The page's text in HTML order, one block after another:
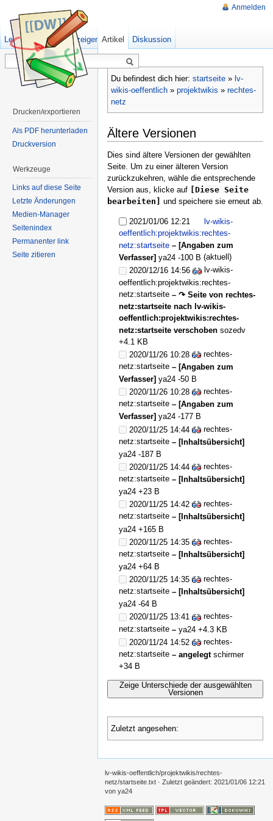
Du befindest dich hier: startseite » lv-
wikis-oeffentlich » projektwikis » rechtes-
netz
Ältere Versionen
Dies sind ältere Versionen der gewählten
Seite. Um zu einer älteren Version
zurückzukehren, wähle die entsprechende
Version aus, klicke auf
[Diese Seite
bearbeiten]
und speichere sie erneut ab.
2021/01/06 12:21
lv-wikis-
oeffentlich:projektwikis:rechtes-
netz:startseite – [Angaben zum
Verfasser]ya24 -100 B (aktuell)
2020/12/16 14:56
lv-wikis-
oeffentlich:projektwikis:rechtes-
netz:startseite– ↷ Seite von rechtes-
netz:startseite nach lv-wikis-
oeffentlich:projektwikis:rechtes-
netz:startseite verschoben sozedv
+4.1 KB
2020/11/26 10:28
rechtes-
netz:startseite– [Angaben zum
Verfasser]ya24 -50 B
2020/11/26 10:28
rechtes-
netz:startseite– [Angaben zum
Verfasser]ya24 -177 B
2020/11/25 14:44
rechtes-
netz:startseite– [Inhaltsübersicht]
ya24 -187 B
2020/11/25 14:44
rechtes-
netz:startseite– [Inhaltsübersicht]
ya24 +23 B
2020/11/25 14:42
rechtes-
netz:startseite– [Inhaltsübersicht]
ya24 +165 B
2020/11/25 14:35
rechtes-
netz:startseite– [Inhaltsübersicht]
ya24 +64 B
2020/11/25 14:35
rechtes-
netz:startseite– [Inhaltsübersicht]
ya24 -64 B
2020/11/25 13:41
rechtes-
netz:startseite–ya24 +4.3 KB
2020/11/24 14:52
rechtes-
netz:startseite– angelegt schirmer
+34 B
Zeige Unterschiede der ausgewählten
Versionen
Zuletzt angesehen:
Anmelden
Artikel Diskussion
Lesen Quelltext anzeigen Ältere Versionen
Drucken/exportieren
Als PDF herunterladen
Druckversion
Werkzeuge
Links auf diese Seite
Letzte Änderungen
Medien-Manager
Seitenindex
Permanenter link
Seite zitieren
lv-wikis-oeffentlich/projektwikis/rechtes-
netz/startseite.txt · Zuletzt geändert: 2021/01/06 12:21
von ya24